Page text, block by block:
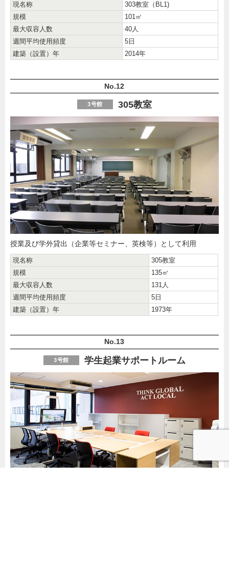
現名称
303教室（BL1)
規模
101㎡
最大収容人数
40人
週間平均使用頻度
5日
建築（設置）年
2014年
No.12
3号館 305教室
授業及び学外貸出（企業等セミナー、英検等）として利用
現名称
305教室
規模
135㎡
最大収容人数
131人
週間平均使用頻度
5日
建築（設置）年
1973年
No.13
3号館 学生起業サポートルーム